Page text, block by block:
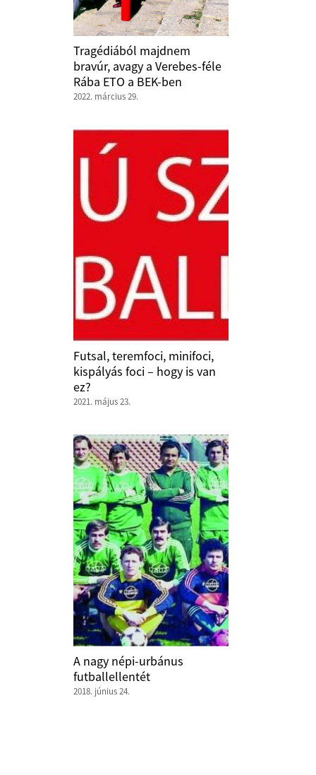
Tragédiából majdnem
bravúr, avagy a Verebes-féle
Rába ETO a BEK-ben
2022. március 29.
Futsal, teremfoci, minifoci,
kispályás foci – hogy is van
ez?
2021. május 23.
A nagy népi-urbánus
futballellentét
2018. június 24.